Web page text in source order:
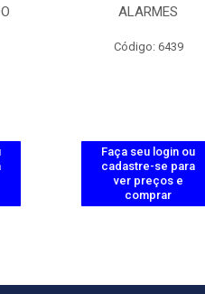
ALARMES
Código: 6439
Faça seu login ou
cadastre-se para
ver preços e
comprar